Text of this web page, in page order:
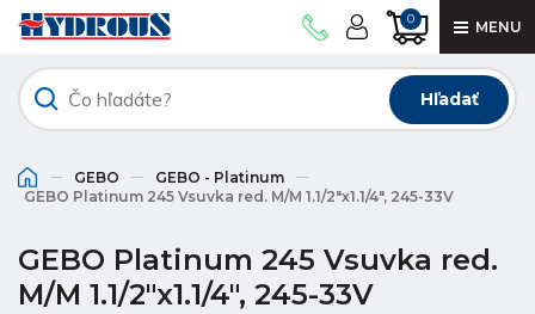
0 MENU
Hľadať
GEBO
GEBO - Platinum
GEBO Platinum 245 Vsuvka red. M/M 1.1/2"x1.1/4", 245-33V
GEBO Platinum 245 Vsuvka red.
M/M 1.1/2"x1.1/4", 245-33V